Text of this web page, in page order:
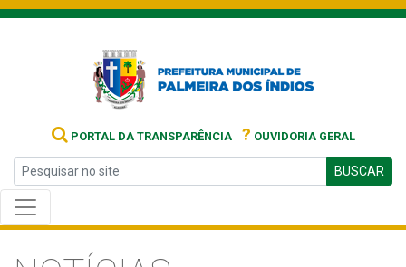
PORTAL DA TRANSPARÊNCIA ? OUVIDORIA GERAL
BUSCAR